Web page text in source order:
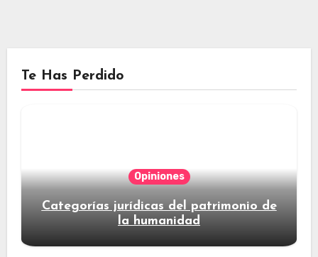
Te Has Perdido
Opiniones
Categorías jurídicas del patrimonio de
la humanidad